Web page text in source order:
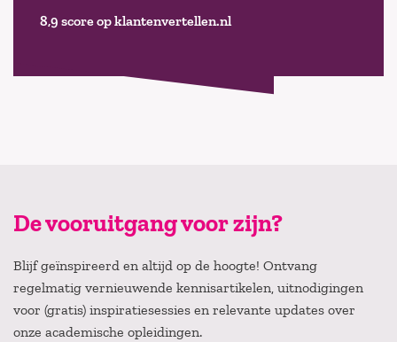
8,9 score op klantenvertellen.nl
De vooruitgang voor zijn?
Blijf geïnspireerd en altijd op de hoogte! Ontvang
regelmatig vernieuwende kennisartikelen, uitnodigingen
voor (gratis) inspiratiesessies en relevante updates over
onze academische opleidingen.